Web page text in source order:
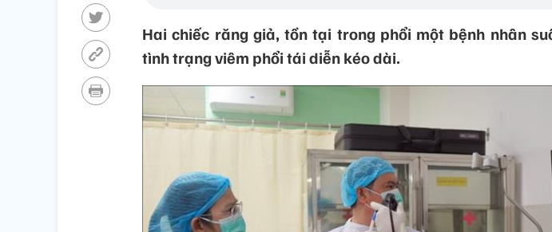
Hai chiếc răng giả, tồn tại trong phổi một bệnh nhân
tình trạng viêm phổi tái diễn kéo dài.